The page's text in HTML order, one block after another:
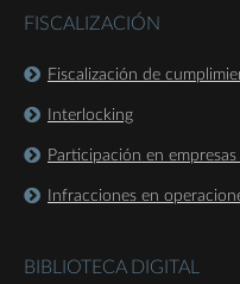
FISCALIZACIÓN
Fiscalización de
Interlocking
Participación en
Infracciones en
BIBLIOTECA DIGITAL